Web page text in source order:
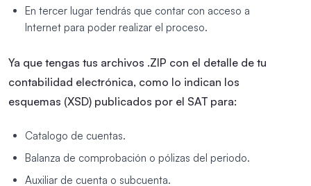
En tercer lugar tendrás que contar con acceso a
Internet para poder realizar el proceso.
Ya que tengas tus archivos .ZIP con el detalle de tu
contabilidad electrónica, como lo indican los
esquemas (XSD) publicados por el SAT para:
Catalogo de cuentas.
Balanza de comprobación o pólizas del periodo.
Auxiliar de cuenta o subcuenta.